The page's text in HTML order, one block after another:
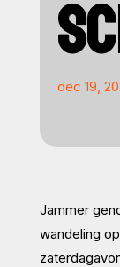
dec 19,
Jammer
wandeling